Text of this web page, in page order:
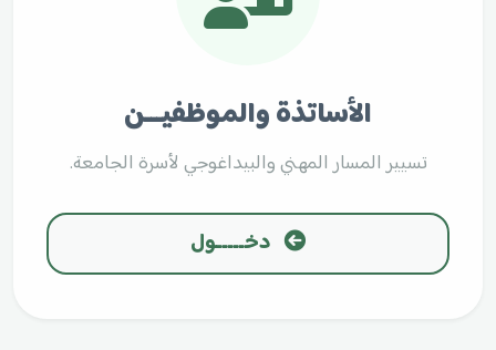
الأساتذة والموظفيـــن
تسيير المسار المهني والبيداغوجي لأسرة الجامعة.
دخـــــول